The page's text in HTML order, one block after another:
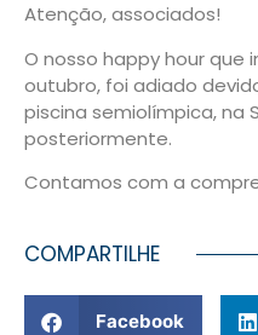
Atenção, associados!
O nosso happy hour
outubro, foi adiado
piscina semiolímpica, na
posteriormente.
Contamos com a
COMPARTILHE
Facebook